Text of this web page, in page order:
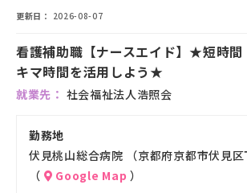
更新日 2026-08-07
看護補助職【ナースエイド】★短時間
キマ時間を活用しよう★
就業先 社会福祉法人浩照会
勤務地
伏見桃山総合病院 （京都府京都市伏見区
（ Google Map ）